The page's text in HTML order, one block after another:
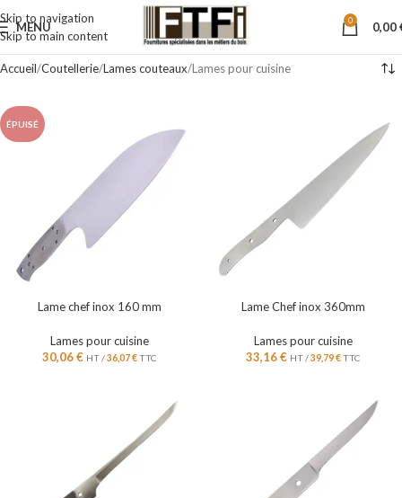
Skip to navigation
Skip to main content
MENU 0 0,00
Accueil Coutellerie Lames couteaux Lames pour cuisine
ÉPUISÉ
Lame chef inox 160 mm
Lames pour cuisine
30,06€ HT /36,07€TTC
Lame Chef inox 360mm
Lames pour cuisine
33,16€ HT /39,79€TTC